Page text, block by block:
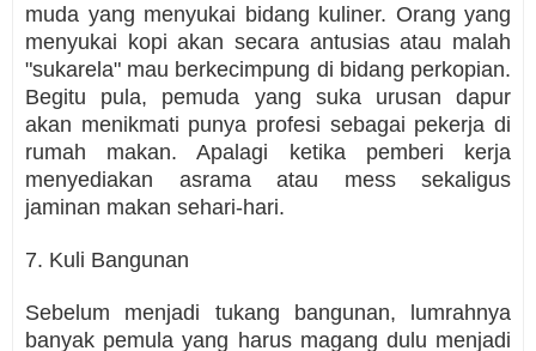
muda yang menyukai bidang kuliner. Orang yang
menyukai kopi akan secara antusias atau malah
"sukarela" mau berkecimpung di bidang perkopian.
Begitu pula, pemuda yang suka urusan dapur
akan menikmati punya profesi sebagai pekerja di
rumah makan. Apalagi ketika pemberi kerja
menyediakan asrama atau mess sekaligus
jaminan makan sehari-hari.
7. Kuli Bangunan
Sebelum menjadi tukang bangunan, lumrahnya
banyak pemula yang harus magang dulu menjadi